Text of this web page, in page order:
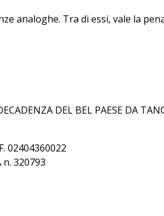
analoghe. Tra di essi, vale la
DEL BEL PAESE DA
02404360022
320793